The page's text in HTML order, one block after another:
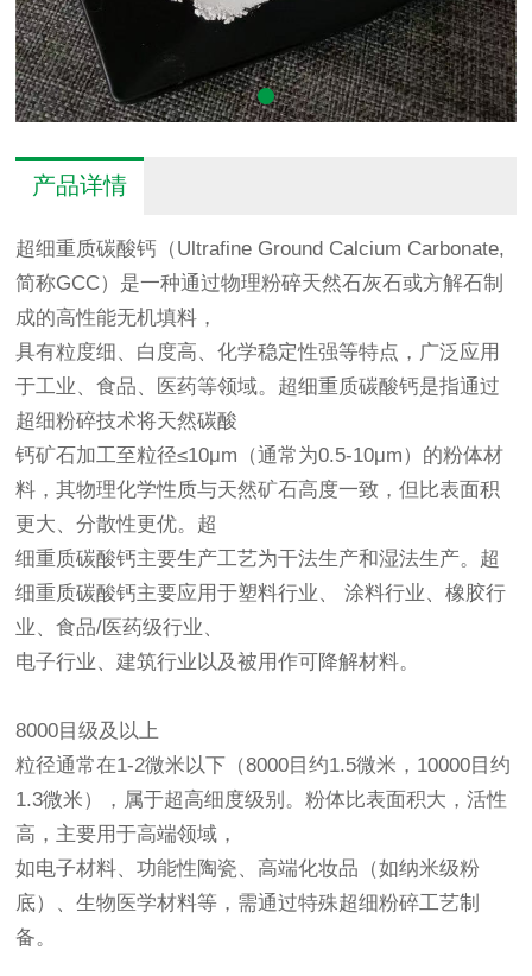
产品详情
超细重质碳酸钙（Ultrafine Ground Calcium Carbonate,
简称GCC）是一种通过物理粉碎天然石灰石或方解石制
成的高性能无机填料，
具有粒度细、白度高、化学稳定性强等特点，广泛应用
于工业、食品、医药等领域。超细重质碳酸钙是指通过
超细粉碎技术将天然碳酸
钙矿石加工至粒径≤10μm（通常为0.5-10μm）的粉体材
料，其物理化学性质与天然矿石高度一致，但比表面积
更大、分散性更优。超
细重质碳酸钙主要生产工艺为干法生产和湿法生产。超
细重质碳酸钙主要应用于塑料行业、 涂料行业、橡胶行
业、食品/医药级行业、
电子行业、建筑行业以及被用作可降解材料。
8000目级及以上
粒径通常在1-2微米以下（8000目约1.5微米，10000目约
1.3微米），属于超高细度级别。粉体比表面积大，活性
高，主要用于高端领域，
如电子材料、功能性陶瓷、高端化妆品（如纳米级粉
底）、生物医学材料等，需通过特殊超细粉碎工艺制
备。